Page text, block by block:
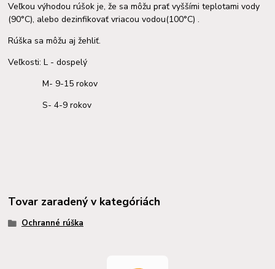
Veľkou výhodou rúšok je, že sa môžu prať vyššími teplotami vody
(90°C), alebo dezinfikovať vriacou vodou(100°C) .
Rúška sa môžu aj žehliť.
Veľkosti: L - dospelý
M- 9-15 rokov
S- 4-9 rokov
Tovar zaradený v kategóriách
Ochranné rúška